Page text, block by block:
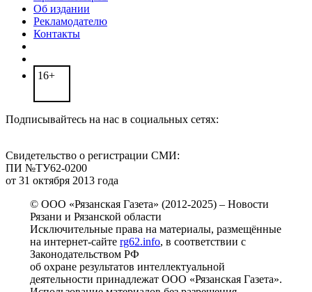
Об издании
Рекламодателю
Контакты
16+
Подписывайтесь на нас в социальных сетях:
Свидетельство о регистрации СМИ:
ПИ №ТУ62-0200
от 31 октября 2013 года
© ООО «Рязанская Газета» (2012-2025) – Новости
Рязани и Рязанской области
Исключительные права на материалы, размещённые
на интернет-сайте rg62.info, в соответствии с
Законодательством РФ
об охране результатов интеллектуальной
деятельности принадлежат ООО «Рязанская Газета».